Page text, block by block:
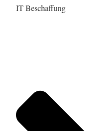
IT Beschaffung